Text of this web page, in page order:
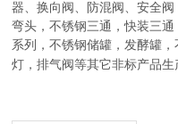
器、换向阀、防混阀、安全阀
弯头，不锈钢三通，快装三
系列 ，不锈钢储罐，发酵罐
灯，排气阀等其它非标产品生